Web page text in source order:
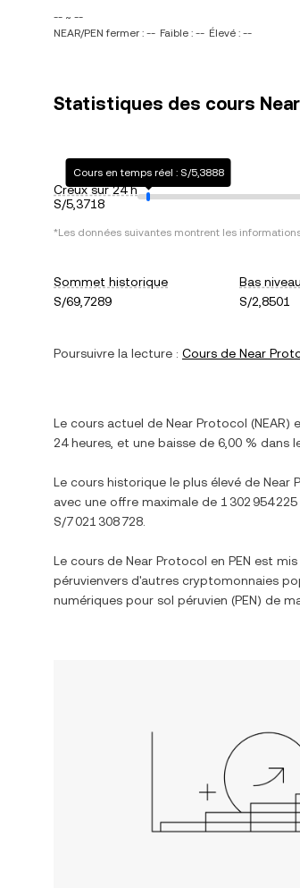
-- ~ --
NEAR/PEN fermer : -- Faible : -- Élevé : --
Statistiques des cours Near
Creux sur 24 h
S/5,3718
Cours en temps réel : S/5,3888
*Les données suivantes montrent les
Sommet historique
S/69,7289
Bas
S/2,8501
Poursuivre la lecture : Cours de Near
Le cours actuel de Near Protocol (NEAR)
24 heures, et une baisse de 6,00 % dans
Le cours historique le plus élevé de Near
avec une offre maximale de 1 302 954 225
S/7 021 308 728
Le cours de Near Protocol en PEN est mis
péruvienvers d'autres cryptomonnaies
numériques pour sol péruvien (PEN) de